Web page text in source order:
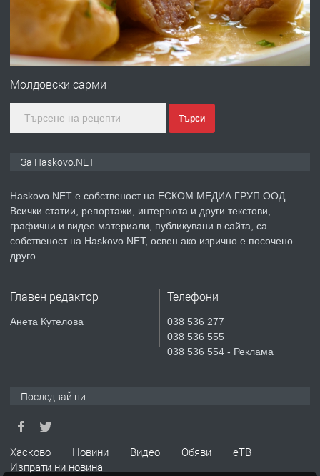
преди 4 дни
ПРЕДЛАГА
ПРОСТОРЕН ТРИСТАЕН
преди 5 дни
ПРЕДЛАГА СГЛОБЯВАНЕ НА МЕБЕЛИ.
№4119 Едностаен обзаведен
Молдовски сарми
Търси
За Haskovo.NET
Haskovo.NET е собственост на ЕСКОМ МЕДИА ГРУП ООД.
Всички статии, репортажи, интервюта и други текстови,
графични и видео материали, публикувани в сайта, са
собственост на Haskovo.NET, освен ако изрично е посочено
друго.
Главен редактор
Анета Кутелова
Телефони
038 536 277
038 536 555
038 536 554 - Реклама
Последвай ни
Хасково Новини Видео Обяви
еТВ
Изпрати ни новина